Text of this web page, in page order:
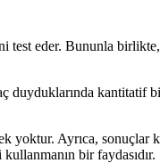
test eder. Bununla
kantitatif
Ayrıca, sonuçlar
bir faydasıdır.